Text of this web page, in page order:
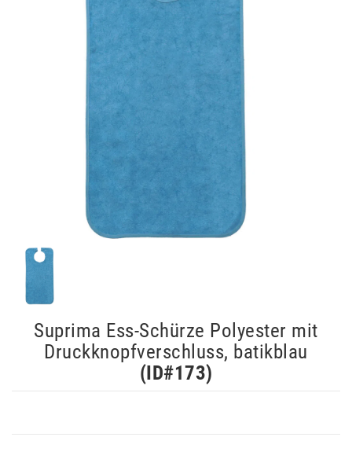
Suprima Ess-Schürze Polyester mit
Druckknopfverschluss, batikblau
(ID#173)